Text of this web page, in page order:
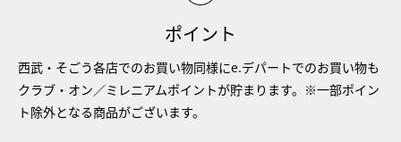
ポイント
西武・そごう各店でのお買い物同様にe.デパートでのお買い物も
クラブ・オン／ミレニアムポイントが貯まります。※一部ポイン
ト除外となる商品がございます。